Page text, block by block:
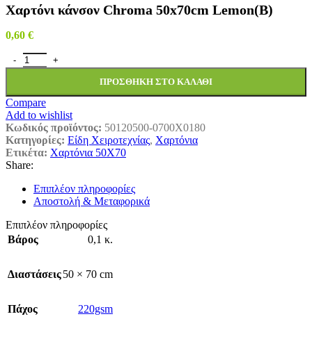
Χαρτόνι κάνσον Chroma 50x70cm Lemon(B)
0,60 €
ΠΡΟΣΘΉΚΗ ΣΤΟ ΚΑΛΆΘΙ
Compare
Add to wishlist
Κωδικός προϊόντος: 50120500-0700X0180
Κατηγορίες: Είδη Χειροτεχνίας, Χαρτόνια
Ετικέτα: Χαρτόνια 50Χ70
Share:
Επιπλέον πληροφορίες
Αποστολή & Μεταφορικά
Επιπλέον πληροφορίες
Βάρος
0,1 κ.
Διαστάσεις50 × 70 cm
Πάχος 220gsm